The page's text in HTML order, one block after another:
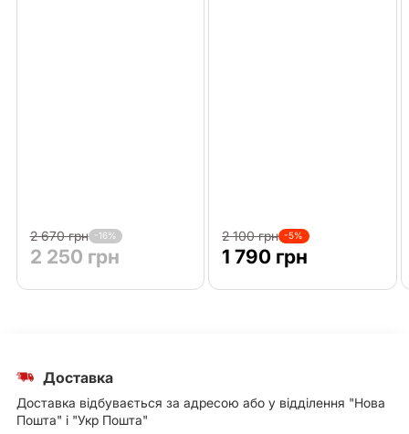
2 670 грн -16%
2 250 грн
2 100 грн -5%
1 790 грн
Доставка
Доставка відбувається за адресою або у відділення "Нова
Пошта" і "Укр Пошта"